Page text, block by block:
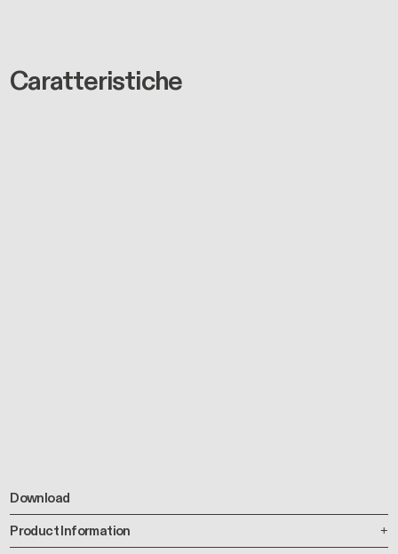
Caratteristiche
Download
Product Information